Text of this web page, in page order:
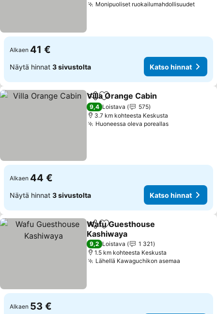
Monipuoliset ruokailumahdollisuudet
Alkaen 41 €
Näytä hinnat 3 sivustolta Katso hinnat
Jaa Lisää suosikkeihin
Villa Orange Cabin
9,4 Loistava
575
3.7 km kohteesta Keskusta
Huoneessa oleva poreallasKatso hinnat
Alkaen 44 €
Näytä hinnat 3 sivustolta Katso hinnat
Jaa Lisää suosikkeihin
Wafu Guesthouse
Kashiwaya
Katso hinnat
9,2 Loistava
1 321
1.5 km kohteesta Keskusta
Lähellä Kawaguchikon asemaa
Alkaen 53 €